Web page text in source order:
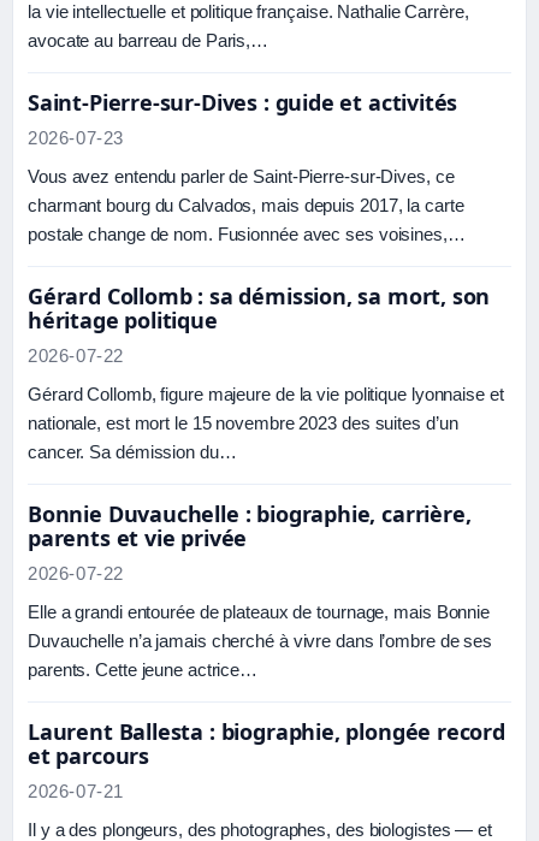
la vie intellectuelle et politique française. Nathalie Carrère,
avocate au barreau de Paris,…
Saint-Pierre-sur-Dives : guide et activités
2026-07-23
Vous avez entendu parler de Saint-Pierre-sur-Dives, ce
charmant bourg du Calvados, mais depuis 2017, la carte
postale change de nom. Fusionnée avec ses voisines,…
Gérard Collomb : sa démission, sa mort, son
héritage politique
2026-07-22
Gérard Collomb, figure majeure de la vie politique lyonnaise et
nationale, est mort le 15 novembre 2023 des suites d’un
cancer. Sa démission du…
Bonnie Duvauchelle : biographie, carrière,
parents et vie privée
2026-07-22
Elle a grandi entourée de plateaux de tournage, mais Bonnie
Duvauchelle n’a jamais cherché à vivre dans l’ombre de ses
parents. Cette jeune actrice…
Laurent Ballesta : biographie, plongée record
et parcours
2026-07-21
Il y a des plongeurs, des photographes, des biologistes — et